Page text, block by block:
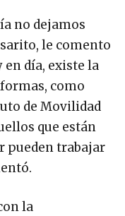
no dejamos
le comento
en día, existe la
como
de Movilidad
que están
pueden trabajar
la